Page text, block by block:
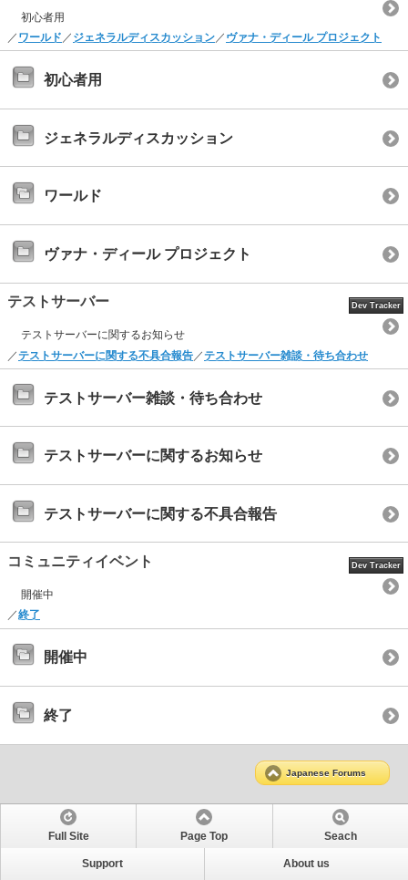
初心者用
／ ワールド ／ ジェネラルディスカッション／ ヴァナ・ディール プロジェクト
初心者用
ジェネラルディスカッション
ワールド
ヴァナ・ディール プロジェクト
テストサーバー Dev Tracker
テストサーバーに関するお知らせ
／テストサーバーに関する不具合報告 ／テストサーバー雑談・待ち合わせ
テストサーバー雑談・待ち合わせ
テストサーバーに関するお知らせ
テストサーバーに関する不具合報告
コミュニティイベント Dev Tracker
開催中
／終了
開催中
終了
Japanese Forums
Full Site Page Top Seach
Support About us